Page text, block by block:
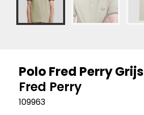
Polo Fred Perry Grijs
Fred Perry
109963